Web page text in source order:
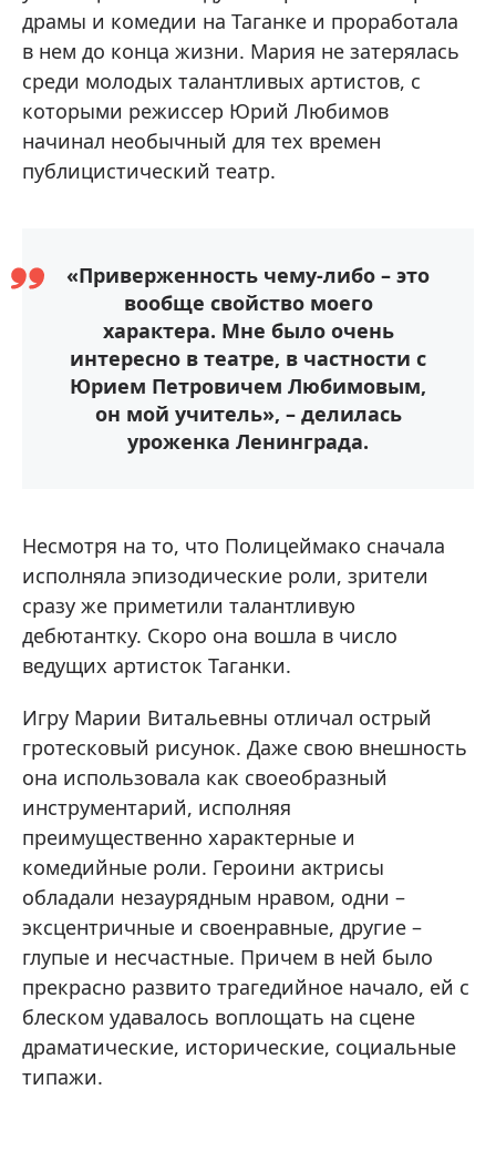
драмы и комедии на Таганке и проработала
в нем до конца жизни. Мария не затерялась
среди молодых талантливых артистов, с
которыми режиссер Юрий Любимов
начинал необычный для тех времен
публицистический театр.
«Приверженность чему-либо – это
вообще свойство моего
характера. Мне было очень
интересно в театре, в частности с
Юрием Петровичем Любимовым,
он мой учитель», – делилась
уроженка Ленинграда.
Несмотря на то, что Полицеймако сначала
исполняла эпизодические роли, зрители
сразу же приметили талантливую
дебютантку. Скоро она вошла в число
ведущих артисток Таганки.
Игру Марии Витальевны отличал острый
гротесковый рисунок. Даже свою внешность
она использовала как своеобразный
инструментарий, исполняя
преимущественно характерные и
комедийные роли. Героини актрисы
обладали незаурядным нравом, одни –
эксцентричные и своенравные, другие –
глупые и несчастные. Причем в ней было
прекрасно развито трагедийное начало, ей с
блеском удавалось воплощать на сцене
драматические, исторические, социальные
типажи.